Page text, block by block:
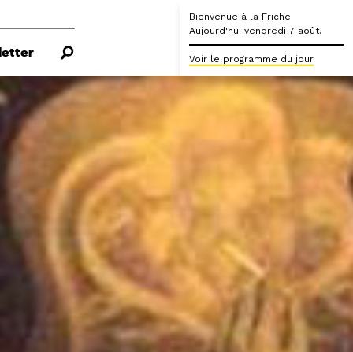
Bienvenue à la Friche
Aujourd'hui vendredi 7 août.
Voir le programme du jour